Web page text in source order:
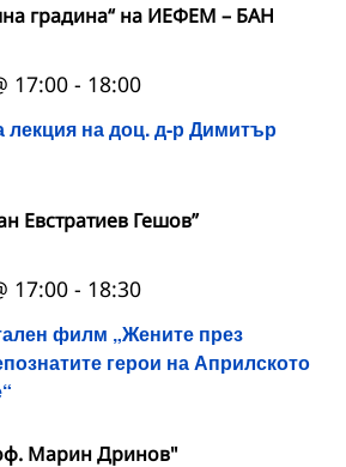
градина“ на ИЕФЕМ – БАН
лекция на доц. д-р Димитър
17:00 - 18:00
Евстратиев Гешов”
филм „Жените през
герои на Априлското
17:00 - 18:30
Марин Дринов"